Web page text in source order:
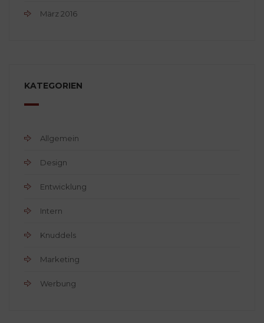
März 2016
KATEGORIEN
Allgemein
Design
Entwicklung
Intern
Knuddels
Marketing
Werbung